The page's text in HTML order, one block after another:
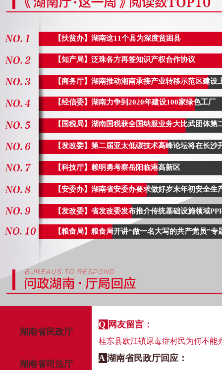
二名
州闭幕，湖南地税代表队荣获全国（地
【安委办】省安委办要求做好
做好岁末年初安全生产工作，有效防范
大事故发生...[详细]
【发改委】第二届亚太低碳技
长沙开幕
11月20日，第二届亚太低碳技术高
行。湖南省发改委党组成员、省湘西办
问...[详细]
【三部门】湖南全省体育行业
导项目22日
湖南省第四届体育行业职业技能竞
【扶贫办】湖南这11个县为深度贫困县
【知产局】泛珠各方再签知识产权合作协议
【商务厅】湖南推动湘南承接产业转移示范区建设
【经信委】湖南力争到2020年建设100家绿色工厂
【国税局】湖南国税获全国纳服业务大比武团体
【发改委】第二届亚太低碳技术高峰论坛将在长沙
【科技厅】赖明勇考察岳阳临港高新区
【安委办】湖南省安委办要求做好岁末年初安全生
【发改委】省发改委发布推介传统基础设施领域
【粮食局】粮食局开讲“做一名大写的共产党员”专
湖南省民政厅
湖南省司法厅
Q 网友留言：
桂东县欧江镇尿毒症村民为何不能
A 湖南省民政厅回应：